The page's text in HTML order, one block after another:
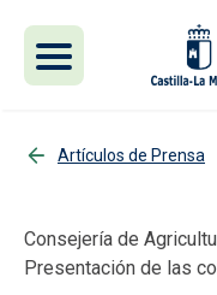
Artículos de Prensa
Consejería de
Presentación de las